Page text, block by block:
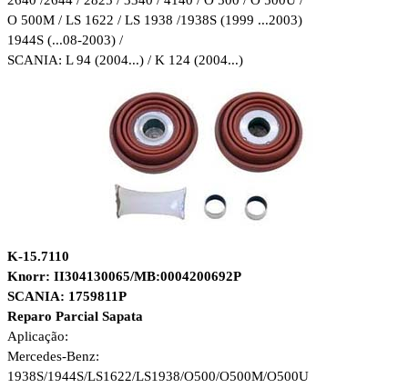
O 500M / LS 1622 / LS 1938 /1938S (1999 ...2003)
1944S (...08-2003) /
SCANIA: L 94 (2004...) / K 124 (2004...)
K-15.7110
Knorr: II304130065/MB:0004200692P
SCANIA: 1759811P
Reparo Parcial Sapata
Aplicação:
Mercedes-Benz:
1938S/1944S/LS1622/LS1938/O500/O500M/O500U